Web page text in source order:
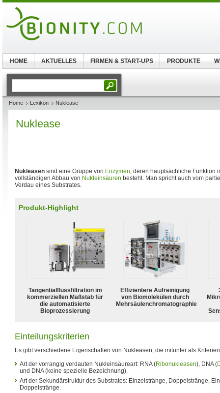
Home Lexikon Nuklease
Nuklease
Nukleasen sind eine Gruppe von Enzymen, deren hauptsächliche Funktion
vollständigen Abbau von Nukleinsäuren besteht. Man spricht auch vom
Verdau eines Substrates.
Produkt-Highlight
Tangentialflussfiltration im
kommerziellen Maßstab für
die automatisierte
Bioprozessierung
Effizientere Aufreinigung
von Biomolekülen durch
Mehrsäulenchromatographie
Einteilungskriterien
Es gibt verschiedene Eigenschaften von Nukleasen, die mitunter als
Art der vorrangig verdauten Nukleinsäureart: RNA (Ribonukleasen), DNA (
und DNA (keine spezielle Bezeichnung).
Art der Sekundärstruktur des Substrates: Einzelstränge, Doppelstränge,
Doppelstränge.
HOME AKTUELLES FIRMEN & START-UPS PRODUKTE